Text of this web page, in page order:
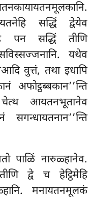
सद्धिं द्वेयेव
पन सद्धिं तीणि
यथेव
वुत्तं, तथा इधापि
चेत्थ आयतनभूतानेव
पाळिं नारुळ्हानेव.
द्वे च हेट्ठिमेहि
मनायतनमूलकं